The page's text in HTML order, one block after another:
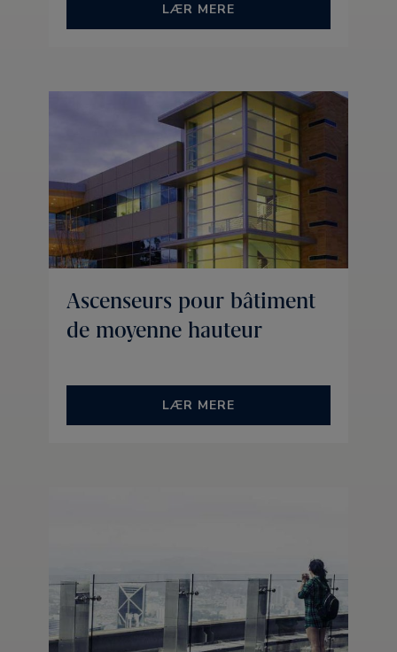
LÆR MERE
Ascenseurs pour bâtiment
de moyenne hauteur
LÆR MERE